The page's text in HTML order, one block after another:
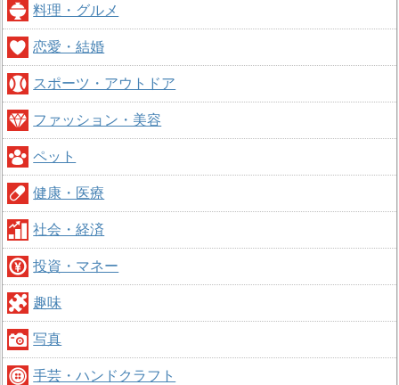
料理・グルメ
恋愛・結婚
スポーツ・アウトドア
ファッション・美容
ペット
健康・医療
社会・経済
投資・マネー
趣味
写真
手芸・ハンドクラフト